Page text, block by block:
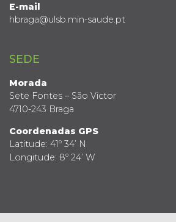
E-mail
hbraga@ulsb.min-saude.pt
SEDE
Morada
Sete Fontes – São Victor
4710-243 Braga
Coordenadas GPS
Latitude: 41º 34’ N
Longitude: 8º 24’ W